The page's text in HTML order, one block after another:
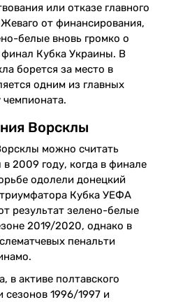
или отказе главного
от финансирования,
белые вновь громко о
Кубка Украины. В
борется за место в
одним из главных
чемпионата.
Ворсклы
можно считать
2009 году, когда в финале
одолели донецкий
Кубка УЕФА
результат зелено-белые
2019/2020, однако в
пенальти
в активе полтавского
сезонов 1996/1997 и